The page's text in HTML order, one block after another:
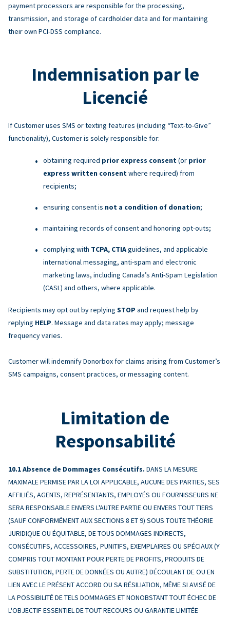
payment processors are responsible for the processing,
transmission, and storage of cardholder data and for maintaining
their own PCI-DSS compliance.
Indemnisation par le
Licencié
If Customer uses SMS or texting features (including “Text-to-Give”
functionality), Customer is solely responsible for:
obtaining required prior express consent (or prior
express written consent where required) from
recipients;
ensuring consent is not a condition of donation;
maintaining records of consent and honoring opt-outs;
complying with TCPA, CTIAguidelines, and applicable
international messaging, anti-spam and electronic
marketing laws, including Canada’s Anti-Spam Legislation
(CASL) and others, where applicable.
Recipients may opt out by replying STOP and request help by
replying HELP. Message and data rates may apply; message
frequency varies.
Customer will indemnify Donorbox for claims arising from Customer’s
SMS campaigns, consent practices, or messaging content.
Limitation de
Responsabilité
Absence de Dommages Consécutifs. DANS LA MESURE
MAXIMALE PERMISE PAR LA LOI APPLICABLE, AUCUNE DES PARTIES, SES
AFFILIÉS, AGENTS, REPRÉSENTANTS, EMPLOYÉS OU FOURNISSEURS NE
SERA RESPONSABLE ENVERS L'AUTRE PARTIE OU ENVERS TOUT TIERS
(SAUF CONFORMÉMENT AUX SECTIONS 8 ET 9) SOUS TOUTE THÉORIE
JURIDIQUE OU ÉQUITABLE, DE TOUS DOMMAGES INDIRECTS,
CONSÉCUTIFS, ACCESSOIRES, PUNITIFS, EXEMPLAIRES OU SPÉCIAUX (Y
COMPRIS TOUT MONTANT POUR PERTE DE PROFITS, PRODUITS DE
SUBSTITUTION, PERTE DE DONNÉES OU AUTRE) DÉCOULANT DE OU EN
LIEN AVEC LE PRÉSENT ACCORD OU SA RÉSILIATION, MÊME SI AVISÉ DE
LA POSSIBILITÉ DE TELS DOMMAGES ET NONOBSTANT TOUT ÉCHEC DE
L'OBJECTIF ESSENTIEL DE TOUT RECOURS OU GARANTIE LIMITÉE